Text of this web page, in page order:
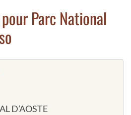
Parc National
D’AOSTE